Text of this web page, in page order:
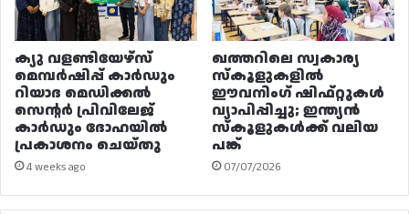
ക്യു വളണ്ടിയേഴ്‌സ്
മെമ്പർഷിപ്പ് കാർഡും
റിയാദ മെഡിക്കൽ
സെന്റർ പ്രിവിലേജ്
കാർഡും ദോഹയിൽ
പ്രകാശനം ചെയ്തു
4 weeks ago
ഖത്തറിലെ സ്വകാര്യ
സ്കൂളുകളിൽ
ഈവനിംഗ് ഷിഫ്റ്റുകൾ
വ്യാപിപ്പിച്ചു; ഇന്ത്യൻ
സ്കൂളുകൾക്ക് വലിയ
പങ്ക്
07/07/2026